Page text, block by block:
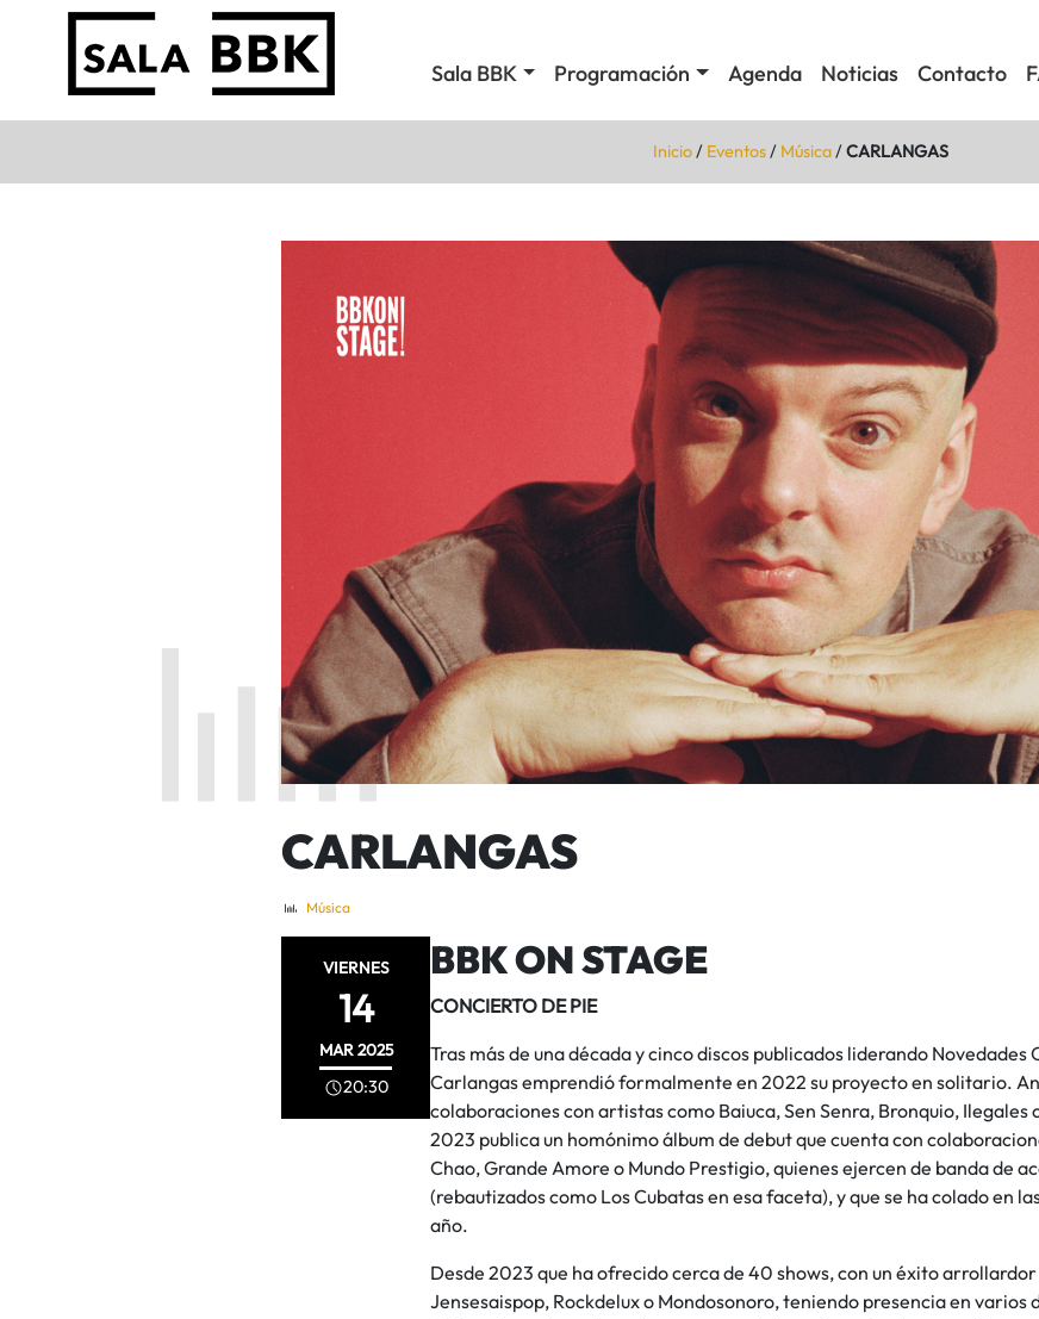
Sala BBK Programación Agenda Noticias Contacto
Inicio/ Eventos/ Música/CARLANGAS
CARLANGAS
Música
VIERNES
14
MAR2025
20:30
BBK ON STAGE
CONCIERTO DE PIE
Tras más de una década y cinco discos publicados liderando
Carlangas emprendió formalmente en 2022 su proyecto en solitario.
colaboraciones con artistas como Baiuca, Sen Senra, Bronquio, Ilegales
2023 publica un homónimo álbum de debut que cuenta con
Chao, Grande Amore o Mundo Prestigio, quienes ejercen de banda de
(rebautizados como Los Cubatas en esa faceta), y que se ha colado en
año.
Desde 2023 que ha ofrecido cerca de 40 shows, con un éxito
Jensesaispop, Rockdelux o Mondosonoro, teniendo presencia en